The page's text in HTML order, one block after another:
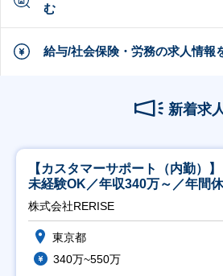
む
給与/社会保険・労務の求人情報
新着求
【カスタマーサポート（内勤）
未経験OK／年収340万～／年間
株式会社RERISE
東京都
340万~550万